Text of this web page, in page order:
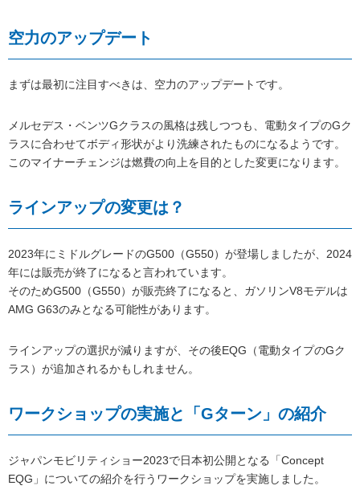
空力のアップデート
まずは最初に注目すべきは、空力のアップデートです。
メルセデス・ベンツGクラスの風格は残しつつも、電動タイプのGク
ラスに合わせてボディ形状がより洗練されたものになるようです。
このマイナーチェンジは燃費の向上を目的とした変更になります。
ラインアップの変更は？
2023年にミドルグレードのG500（G550）が登場しましたが、2024
年には販売が終了になると言われています。
そのためG500（G550）が販売終了になると、ガソリンV8モデルは
AMG G63のみとなる可能性があります。
ラインアップの選択が減りますが、その後EQG（電動タイプのGク
ラス）が追加されるかもしれません。
ワークショップの実施と「Gターン」の紹介
ジャパンモビリティショー2023で日本初公開となる「Concept
EQG」についての紹介を行うワークショップを実施しました。